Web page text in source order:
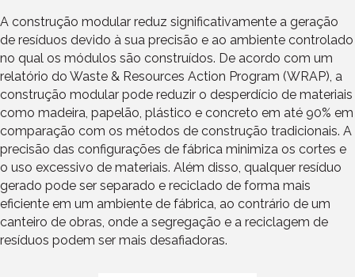
A construção modular reduz significativamente a geração
de resíduos devido à sua precisão e ao ambiente controlado
no qual os módulos são construídos. De acordo com um
relatório do Waste & Resources Action Program (WRAP), a
construção modular pode reduzir o desperdício de materiais
como madeira, papelão, plástico e concreto em até 90% em
comparação com os métodos de construção tradicionais. A
precisão das configurações de fábrica minimiza os cortes e
o uso excessivo de materiais. Além disso, qualquer resíduo
gerado pode ser separado e reciclado de forma mais
eficiente em um ambiente de fábrica, ao contrário de um
canteiro de obras, onde a segregação e a reciclagem de
resíduos podem ser mais desafiadoras.